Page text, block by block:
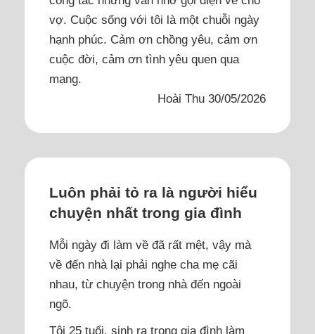
vợ. Cuộc sống với tôi là một chuỗi ngày
hạnh phúc. Cảm ơn chồng yêu, cảm ơn
cuộc đời, cảm ơn tình yêu quen qua
mạng.
Hoài Thu 30/05/2026
Luôn phải tỏ ra là người hiểu
chuyện nhất trong gia đình
Mỗi ngày đi làm về đã rất mệt, vậy mà
về đến nhà lại phải nghe cha mẹ cãi
nhau, từ chuyện trong nhà đến ngoài
ngõ.
Tôi 25 tuổi, sinh ra trong gia đình làm